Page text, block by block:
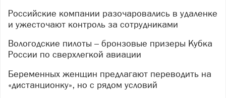
Российские компании разочаровались в удаленке
и ужесточают контроль за сотрудниками
Вологодские пилоты – бронзовые призеры Кубка
России по сверхлегкой авиации
Беременных женщин предлагают переводить на
«дистанционку», но с рядом условий